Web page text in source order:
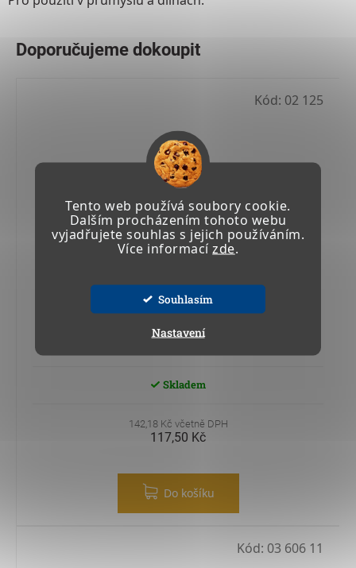
Tento web používá soubory cookie.
Dalším procházením tohoto webu
vyjadřujete souhlas s jejich používáním.
Více informací zde.
Souhlasím
Nastavení
TRYCHTÝŘ D 250 mm
Skladem
142,18 Kč včetně DPH
117,50 Kč
Do košíku
Kód: 02 125
Kód: 03 606 11